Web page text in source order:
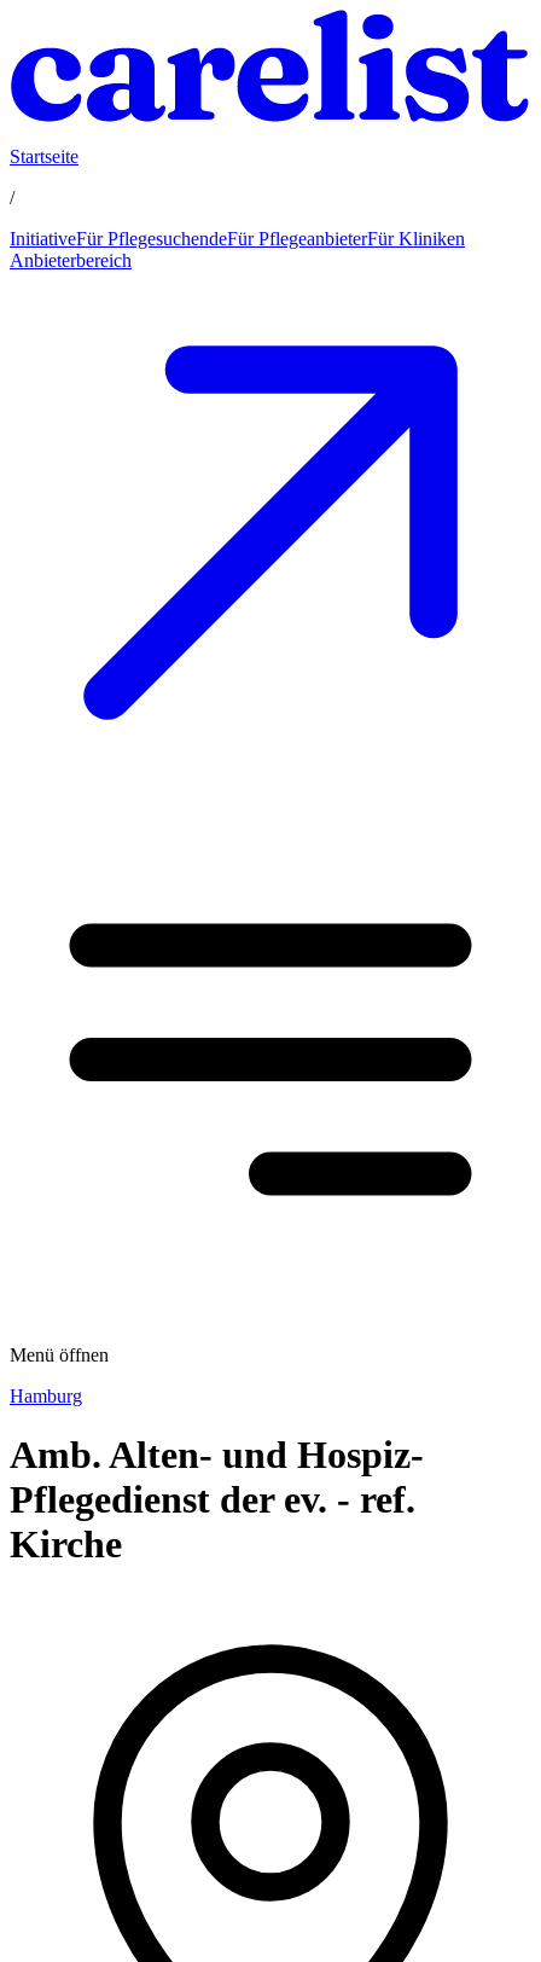
Startseite
/
InitiativeFür PflegesuchendeFür PflegeanbieterFür Kliniken
Anbieterbereich
Menü öffnen
Hamburg
Amb. Alten- und Hospiz-
Pflegedienst der ev. - ref.
Kirche